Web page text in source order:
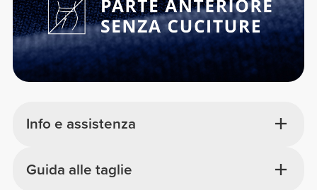
Info e assistenza
Guida alle taglie